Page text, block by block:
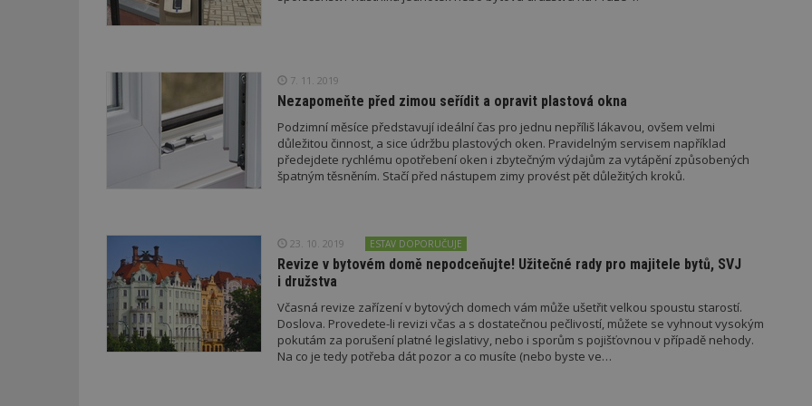
7. 11. 2019
Nezapomeňte před zimou seřídit a opravit plastová okna
Podzimní měsíce představují ideální čas pro jednu nepříliš lákavou, ovšem velmi
důležitou činnost, a sice údržbu plastových oken. Pravidelným servisem například
předejdete rychlému opotřebení oken i zbytečným výdajům za vytápění způsobených
špatným těsněním. Stačí před nástupem zimy provést pět důležitých kroků.
23. 10. 2019 ESTAV DOPORUČUJE
Revize v bytovém domě nepodceňujte! Užitečné rady pro majitele bytů, SVJ
i družstva
Včasná revize zařízení v bytových domech vám může ušetřit velkou spoustu starostí.
Doslova. Provedete-li revizi včas a s dostatečnou pečlivostí, můžete se vyhnout vysokým
pokutám za porušení platné legislativy, nebo i sporům s pojišťovnou v případě nehody.
Na co je tedy potřeba dát pozor a co musíte (nebo byste ve…
správně. Konec názvu je jedinečné
identifikátorem přidruženého účtu
www.estav.cz 1 rok
Tento soubor cookie se používá k
uživatele
_hjFirstSeen
Hotjar Ltd
29
Soubor cookie je nastaven tak, aby
_hjAbsoluteSessionInProgress
54
Neobsahuje žádné identifikovatelné
counter www.estav.cz
29
minut
53
sekund
Tento soubor cookie se používá k
uživatele